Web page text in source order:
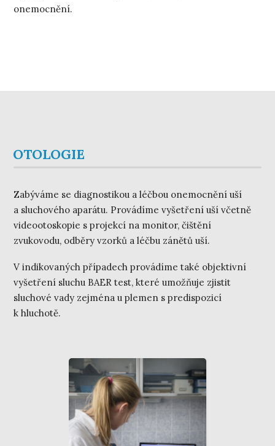
onemocnění.
OTOLOGIE
Zabýváme se diagnostikou a léčbou onemocnění uší
a sluchového aparátu. Provádíme vyšetření uší včetně
videootoskopie s projekcí na monitor, čištění
zvukovodu, odběry vzorků a léčbu zánětů uší.
V indikovaných případech provádíme také objektivní
vyšetření sluchu BAER test, které umožňuje zjistit
sluchové vady zejména u plemen s predispozicí
k hluchotě.